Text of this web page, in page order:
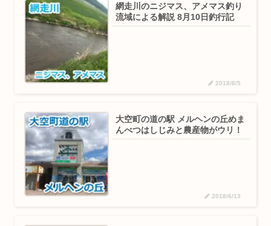
網走川のニジマス、アメマス釣り
流域による解説 8月10日釣行記
2018/8/5
大空町の道の駅 メルヘンの丘めま
んべつはしじみと農産物がウリ！
2018/6/13